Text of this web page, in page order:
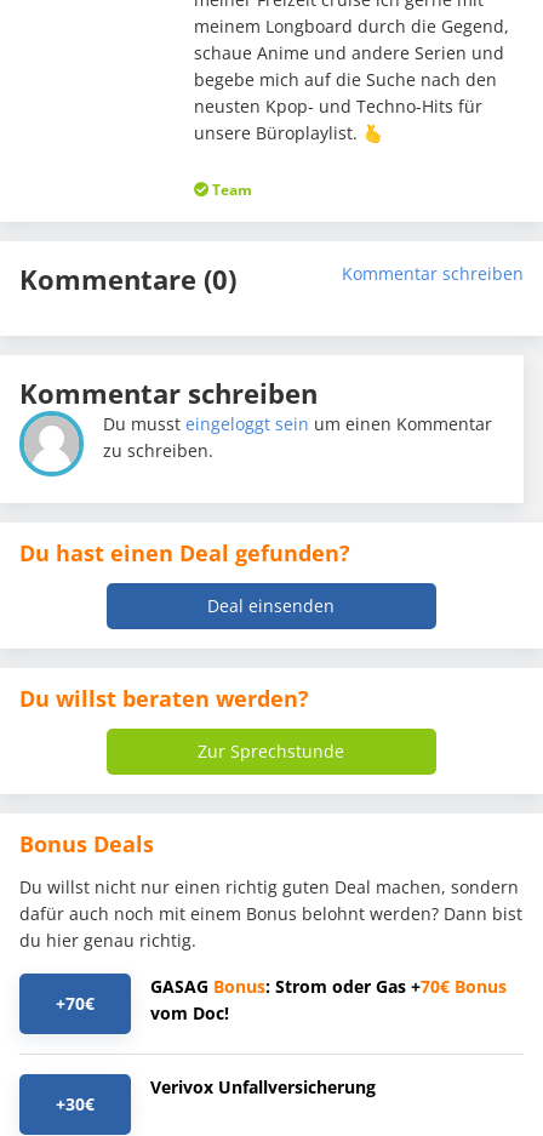
meinem Longboard durch die Gegend,
schaue Anime und andere Serien und
begebe mich auf die Suche nach den
neusten Kpop- und Techno-Hits für
unsere Büroplaylist. 🫰
Team
Kommentare (0) Kommentar schreiben
Kommentar schreiben
Du mussteingeloggt sein um einen Kommentar
zu schreiben.
Du hast einen Deal gefunden?
Deal einsenden
Du willst beraten werden?
Zur Sprechstunde
Bonus Deals
Du willst nicht nur einen richtig guten Deal machen, sondern
dafür auch noch mit einem Bonus belohnt werden? Dann bist
du hier genau richtig.
+70€
GASAG Bonus: Strom oder Gas +70€ Bonus
vom Doc!
+30€
Verivox Unfallversicherung